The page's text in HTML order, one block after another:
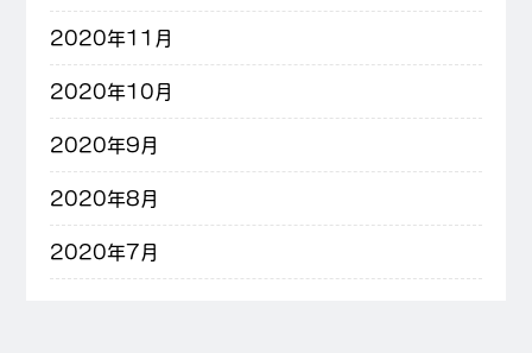
2020年11月
2020年10月
2020年9月
2020年8月
2020年7月